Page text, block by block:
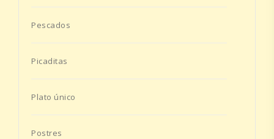
Pescados
Picaditas
Plato único
Postres